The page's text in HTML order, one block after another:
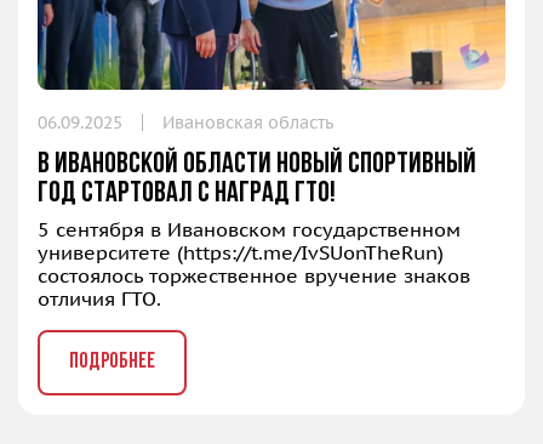
06.09.2025 Ивановская область
В Ивановской области новый спортивный
год стартовал с наград ГТО!
5 сентября в Ивановском государственном
университете (https://t.me/IvSUonTheRun)
состоялось торжественное вручение знаков
отличия ГТО.
ПОДРОБНЕЕ